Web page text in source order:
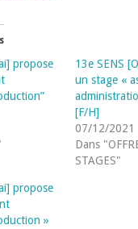
propose
13e SENS
un stage «
[F/H]
07/12/2021
Dans
STAGES"
propose
»